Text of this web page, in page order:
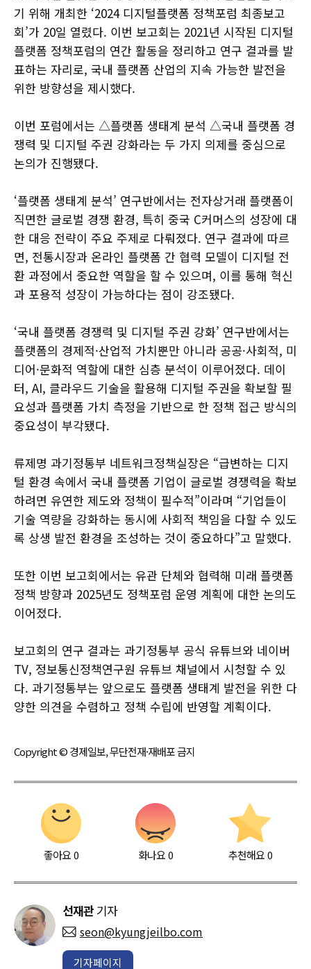
기 위해 개최한 ‘2024 디지털플랫폼 정책포럼 최종보고
회’가 20일 열렸다. 이번 보고회는 2021년 시작된 디지털
플랫폼 정책포럼의 연간 활동을 정리하고 연구 결과를 발
표하는 자리로, 국내 플랫폼 산업의 지속 가능한 발전을
위한 방향성을 제시했다.
이번 포럼에서는 △플랫폼 생태계 분석 △국내 플랫폼 경
쟁력 및 디지털 주권 강화라는 두 가지 의제를 중심으로
논의가 진행됐다.
‘플랫폼 생태계 분석’ 연구반에서는 전자상거래 플랫폼이
직면한 글로벌 경쟁 환경, 특히 중국 C커머스의 성장에 대
한 대응 전략이 주요 주제로 다뤄졌다. 연구 결과에 따르
면, 전통시장과 온라인 플랫폼 간 협력 모델이 디지털 전
환 과정에서 중요한 역할을 할 수 있으며, 이를 통해 혁신
과 포용적 성장이 가능하다는 점이 강조됐다.
‘국내 플랫폼 경쟁력 및 디지털 주권 강화’ 연구반에서는
플랫폼의 경제적·산업적 가치뿐만 아니라 공공·사회적, 미
디어·문화적 역할에 대한 심층 분석이 이루어졌다. 데이
터, AI, 클라우드 기술을 활용해 디지털 주권을 확보할 필
요성과 플랫폼 가치 측정을 기반으로 한 정책 접근 방식의
중요성이 부각됐다.
류제명 과기정통부 네트워크정책실장은 “급변하는 디지
털 환경 속에서 국내 플랫폼 기업이 글로벌 경쟁력을 확보
하려면 유연한 제도와 정책이 필수적”이라며 “기업들이
기술 역량을 강화하는 동시에 사회적 책임을 다할 수 있도
록 상생 발전 환경을 조성하는 것이 중요하다”고 말했다.
또한 이번 보고회에서는 유관 단체와 협력해 미래 플랫폼
정책 방향과 2025년도 정책포럼 운영 계획에 대한 논의도
이어졌다.
보고회의 연구 결과는 과기정통부 공식 유튜브와 네이버
TV, 정보통신정책연구원 유튜브 채널에서 시청할 수 있
다. 과기정통부는 앞으로도 플랫폼 생태계 발전을 위한 다
양한 의견을 수렴하고 정책 수립에 반영할 계획이다.
Copyright © 경제일보, 무단전재·재배포 금지
좋아요0 화나요0 추천해요 0
선재관 기자
seon@kyungjeilbo.com
기자페이지